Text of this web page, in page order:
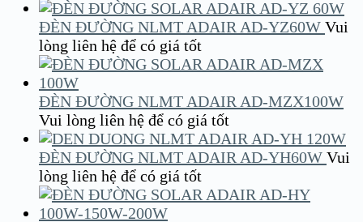
ĐÈN ĐƯỜNG NLMT ADAIR AD-YZ60W Vui
lòng liên hệ để có giá tốt
ĐÈN ĐƯỜNG NLMT ADAIR AD-MZX100W
Vui lòng liên hệ để có giá tốt
ĐÈN ĐƯỜNG NLMT ADAIR AD-YH60W Vui
lòng liên hệ để có giá tốt